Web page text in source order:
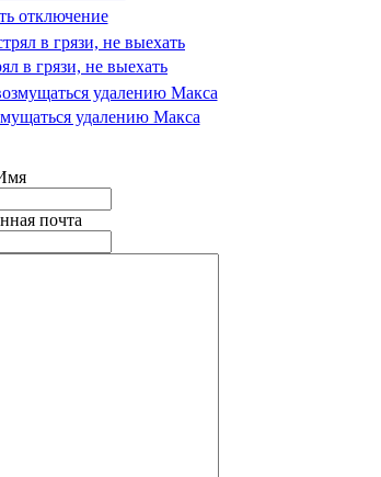
отключение
в грязи, не выехать
удалению Макса
почта